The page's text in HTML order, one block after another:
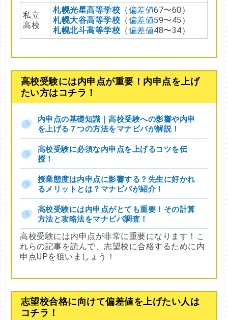
私立
高校
札幌光星高等学校 （偏差値67〜60）
札幌大谷高等学校 （偏差値59〜45）
札幌北斗高等学校 （偏差値48〜34）
高校受験には内申点が重要！内申点を上げ
たい方はコチラ！
内申点の基礎知識｜高校受験への影響や内申
を上げる７つの方法をマナビバが解説！
高校受験に必須な内申点を上げるコツを伝
授！
授業態度は内申点に影響する？先生に好かれ
るメリットとは？マナビバが紹介！
高校受験には内申点がとても重要！その計算
方法と攻略法をマナビバ調査！
高校受験には内申点が非常に重要になります！こ
れらの記事を読んで、志望校に合格するために内
申点UPを狙いましょう！
志望校合格に向けて偏差値を上げたい人は
コチラ！